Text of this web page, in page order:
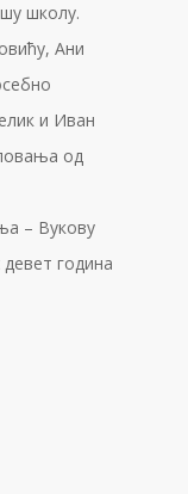
школу.
Ани
и Иван
од
– Вукову
година